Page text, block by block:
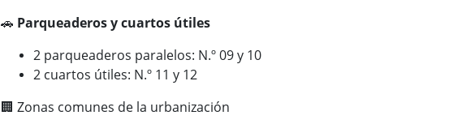
🚗 Parqueaderos y cuartos útiles
2 parqueaderos paralelos: N.º 09 y 10
2 cuartos útiles: N.º 11 y 12
🏢 Zonas comunes de la urbanización